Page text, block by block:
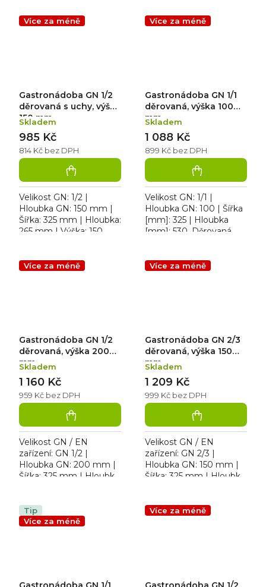
150 mm, rozměr v cm:
jídel.
Více za méně
Gastronádoba GN 1/2
děrovaná s uchy, výška
150 mm
Skladem
814 Kč bez DPH
985 Kč
Velikost GN: 1/2 |
Hloubka GN: 150 mm |
Šířka: 325 mm | Hloubka:
265 mm | Výška: 150
přepravu, ohřev a výdej
Více za méně
Gastronádoba GN 1/1
děrovaná, výška 100
mm
Skladem
899 Kč bez DPH
1 088 Kč
Velikost GN: 1/1 |
Hloubka GN: 100 | Šířka
[mm]: 325 | Hloubka
[mm]: 530. Děrovaná
Více za méně
Gastronádoba GN 1/2
děrovaná, výška 200
mm
Skladem
959 Kč bez DPH
1 160 Kč
Velikost GN / EN
zařízení: GN 1/2 |
Hloubka GN: 200 mm |
Šířka: 325 mm | Hloubka:
gastronádoba z nerezu.
Více za méně
Gastronádoba GN 2/3
děrovaná, výška 150
mm
Skladem
999 Kč bez DPH
1 209 Kč
Velikost GN / EN
zařízení: GN 2/3 |
Hloubka GN: 150 mm |
Šířka: 325 mm | Hloubka:
2/3 D
Tip
Více za méně
Více za méně